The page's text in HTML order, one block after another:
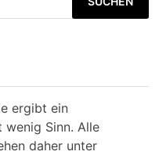
ergibt ein
wenig Sinn. Alle
daher unter